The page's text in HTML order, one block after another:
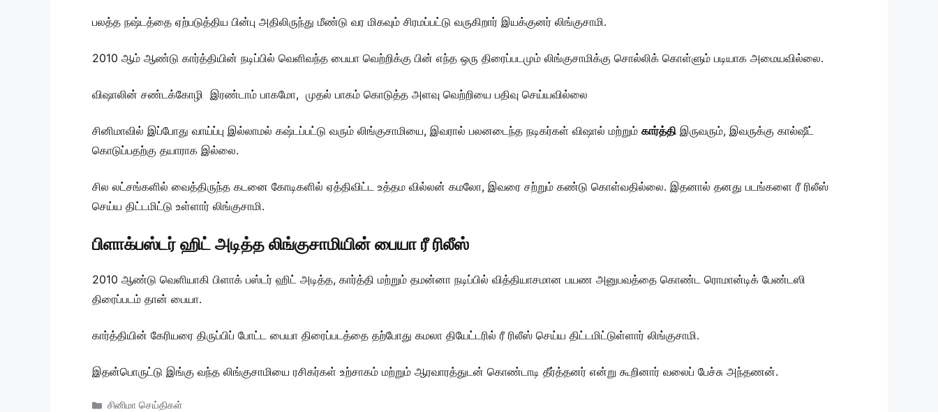
பலத்த நஷ்டத்தை ஏற்படுத்திய பின்பு அதிலிருந்து மீண்டு வர மிகவும் சிரமப்பட்டு வருகிறார் இயக்குனர் லிங்குசாமி.
2010 ஆம் ஆண்டு கார்த்தியின் நடிப்பில் வெளிவந்த பையா வெற்றிக்கு பின் எந்த ஒரு திரைப்படமும் லிங்குசாமிக்கு சொல்லிக் கொள்ளும் படியாக அமையவில்லை.
விஷாலின் சண்டக்கோழி இரண்டாம் பாகமோ, முதல் பாகம் கொடுத்த அளவு வெற்றியை பதிவு செய்யவில்லை
சினிமாவில் இப்போது வாய்ப்பு இல்லாமல் கஷ்டப்பட்டு வரும் லிங்குசாமியை, இவரால் பலனடைந்த நடிகர்கள் விஷால் மற்றும் கார்த்தி இருவரும், இவருக்கு கால்ஷீட்
கொடுப்பதற்கு தயாராக இல்லை.
சில லட்சங்களில் வைத்திருந்த கடனை கோடிகளில் ஏத்திவிட்ட உத்தம வில்லன் கமலோ, இவரை சற்றும் கண்டு கொள்வதில்லை. இதனால் தனது படங்களை ரீ ரிலீஸ்
செய்ய திட்டமிட்டு உள்ளார் லிங்குசாமி.
பிளாக்பஸ்டர் ஹிட் அடித்த லிங்குசாமியின் பையா ரீ ரிலீஸ்
2010 ஆண்டு வெளியாகி பிளாக் பஸ்டர் ஹிட் அடித்த, கார்த்தி மற்றும் தமன்னா நடிப்பில் வித்தியாசமான பயண அனுபவத்தை கொண்ட ரொமான்டிக் பேண்டஸி
திரைப்படம் தான் பையா.
கார்த்தியின் கேரியரை திருப்பிப் போட்ட பையா திரைப்படத்தை தற்போது கமலா தியேட்டரில் ரீ ரிலீஸ் செய்ய திட்டமிட்டுள்ளார் லிங்குசாமி.
இதன்பொருட்டு இங்கு வந்த லிங்குசாமியை ரசிகர்கள் உற்சாகம் மற்றும் ஆரவாரத்துடன் கொண்டாடி தீர்த்தனர் என்று கூறினார் வலைப் பேச்சு அந்தணன்.
Categories
சினிமா செய்திகள்